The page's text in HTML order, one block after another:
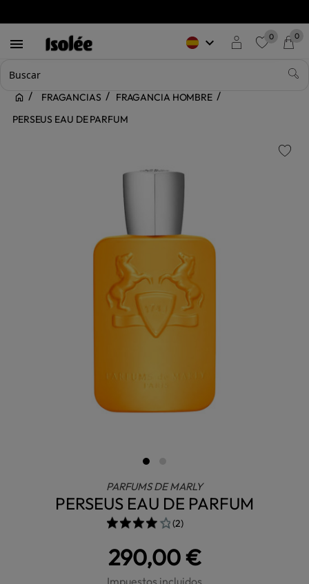
 keyboard_arrow_down 0 0
FRAGANCIAS
FRAGANCIA HOMBRE
PERSEUS EAU DE PARFUM
PARFUMS DE MARLY
PERSEUS EAU DE PARFUM
(2)
290,00 €
Impuestos incluidos